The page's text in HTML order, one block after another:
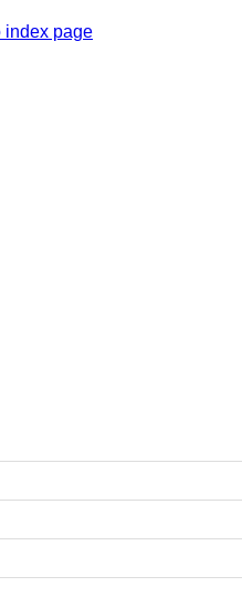
index page